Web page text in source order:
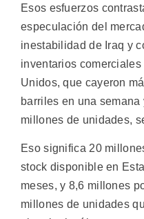
Esos esfuerzos
especulación del
inestabilidad de Iraq y
inventarios
Unidos, que cayeron
barriles en una
millones de unidades,
Eso significa 20
stock disponible en
meses, y 8,6 millones
millones de unidades